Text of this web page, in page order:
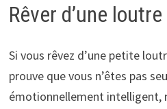
Rêver d’une
Si vous rêvez d’une petite
prouve que vous n’êtes pas
émotionnellement intelligent,